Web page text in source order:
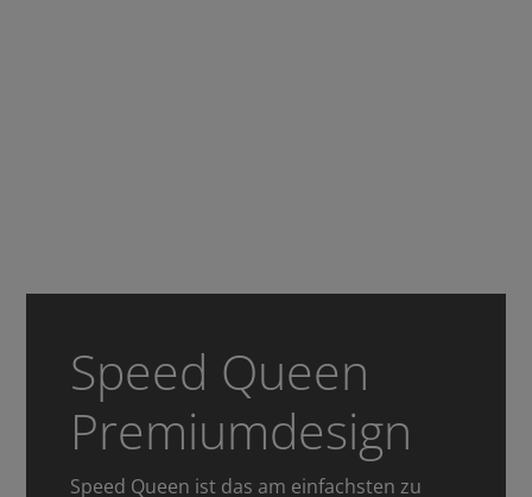
Speed Queen
Premiumdesign
Speed Queen ist das am einfachsten zu